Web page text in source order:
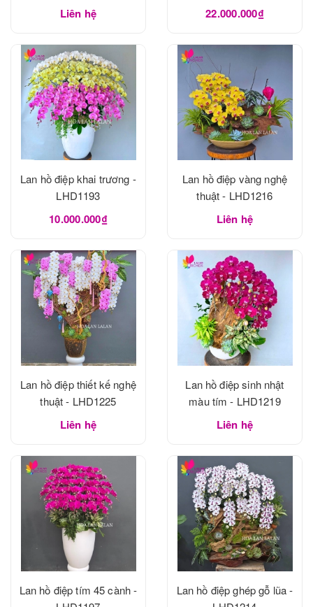
Liên hệ 22.000.000₫
Lan hồ điệp khai trương -
LHD1193
10.000.000₫
Lan hồ điệp vàng nghệ
thuật - LHD1216
Liên hệ
Lan hồ điệp thiết kế nghệ
thuật - LHD1225
Liên hệ
Lan hồ điệp sinh nhật
màu tím - LHD1219
Liên hệ
Lan hồ điệp tím 45 cành -
Lan hồ điệp ghép gỗ lũa -